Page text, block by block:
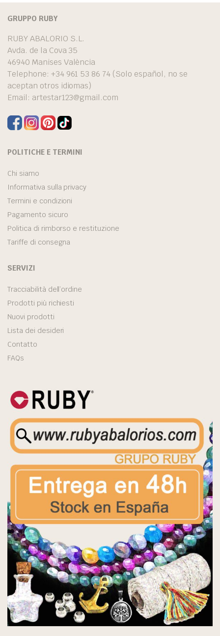
GRUPPO RUBY
RUBY ABALORIO S.L.
Avda. de la Cova 35
46940 Manises València
Telephone: +34 961 53 86 74 (Solo español, no se
aceptan otros idiomas)
Email: artestar123@gmail.com
POLITICHE E TERMINI
Chi siamo
Informativa sulla privacy
Termini e condizioni
Pagamento sicuro
Politica di rimborso e restituzione
Tariffe di consegna
SERVIZI
Tracciabilità dell’ordine
Prodotti più richiesti
Nuovi prodotti
Lista dei desideri
Contatto
FAQs